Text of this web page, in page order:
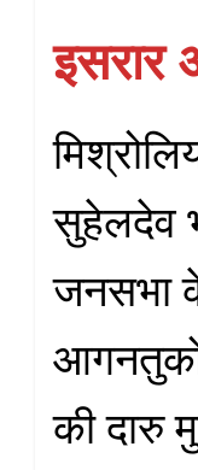
इसरार
सुहेलदेव
जनसभा
की दारु